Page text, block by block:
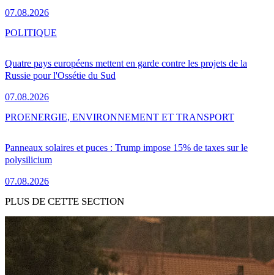
07.08.2026
Quatre pays européens mettent en garde contre les projets de la
Russie pour l'Ossétie du Sud
07.08.2026
POLITIQUE
Panneaux solaires et puces : Trump impose 15% de taxes sur le
polysilicium
07.08.2026
PROENERGIE, ENVIRONNEMENT ET TRANSPORT
PLUS DE CETTE SECTION